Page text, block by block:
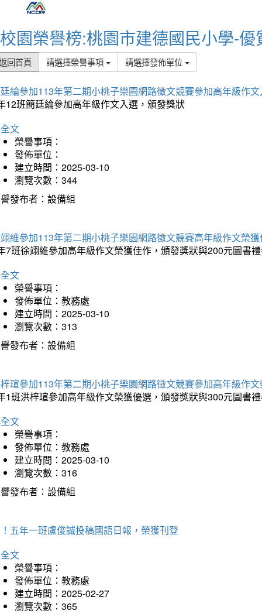
校園榮譽榜:桃園市建德國民小學-優
回首頁 請選擇榮譽事項 請選擇發佈單位
綸參加113年第二期小桃子樂園網路徵文競賽參加高年級作
12班簡廷綸參加高年級作文入選，頒發獎狀
文
榮譽事項：
發佈單位：
建立時間：2025-03-10
瀏覽次數：344
發布者：設備組
維參加113年第二期小桃子樂園網路徵文競賽高年級作文榮
7班徐翊維參加高年級作文榮獲佳作，頒發獎狀與200元圖書
文
榮譽事項：
發佈單位：教務處
建立時間：2025-03-10
瀏覽次數：313
發布者：設備組
瑄參加113年第二期小桃子樂園網路徵文競賽參加高年級作
1班洪梓瑄參加高年級作文榮獲優選，頒發獎狀與300元圖書
文
榮譽事項：
發佈單位：教務處
建立時間：2025-03-10
瀏覽次數：316
發布者：設備組
五年一班盧俊誠投稿國語日報，榮獲刊登
文
榮譽事項：
發佈單位：教務處
建立時間：2025-02-27
瀏覽次數：365